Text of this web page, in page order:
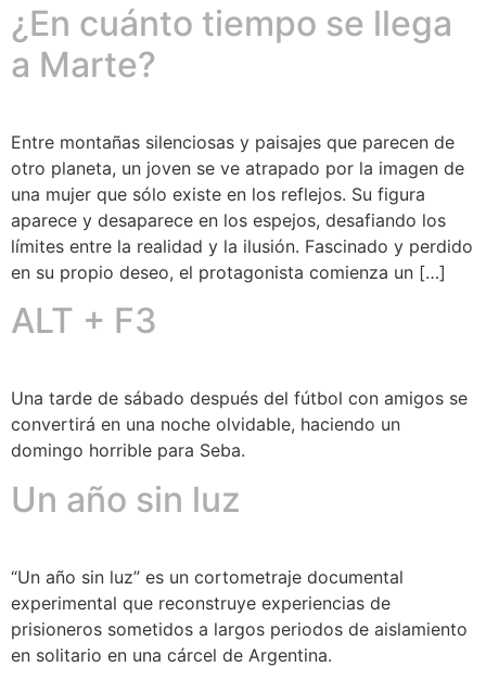
¿En cuánto tiempo se llega
a Marte?
Entre montañas silenciosas y paisajes que parecen de
otro planeta, un joven se ve atrapado por la imagen de
una mujer que sólo existe en los reflejos. Su figura
aparece y desaparece en los espejos, desafiando los
límites entre la realidad y la ilusión. Fascinado y perdido
en su propio deseo, el protagonista comienza un […]
ALT + F3
Una tarde de sábado después del fútbol con amigos se
convertirá en una noche olvidable, haciendo un
domingo horrible para Seba.
Un año sin luz
“Un año sin luz” es un cortometraje documental
experimental que reconstruye experiencias de
prisioneros sometidos a largos periodos de aislamiento
en solitario en una cárcel de Argentina.